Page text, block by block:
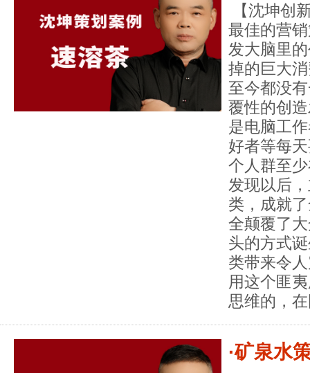
【沈坤创
最佳的营
发大脑里
掉的巨大
至今都没
覆性的创
是电脑工
好者等每
个人群至
发现以后
类，成就
全颠覆了
头的方式
类带来令
用这个匪
思维的，
·矿泉水